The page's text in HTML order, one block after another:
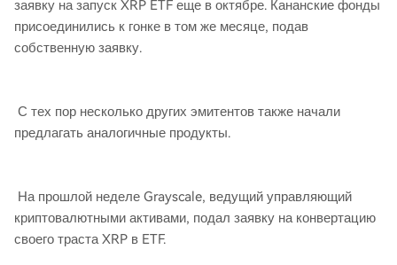
заявку на запуск XRP ETF еще в октябре. Кананские фонды
присоединились к гонке в том же месяце, подав
собственную заявку.
С тех пор несколько других эмитентов также начали
предлагать аналогичные продукты.
На прошлой неделе Grayscale, ведущий управляющий
криптовалютными активами, подал заявку на конвертацию
своего траста XRP в ETF.